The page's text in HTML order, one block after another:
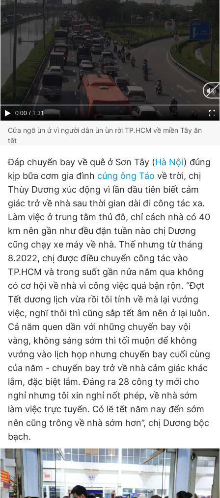
Current
Time
0:00 / Duration
1:31
Cửa ngõ ùn ứ vì người dân ùn ùn rời TP.HCM về miền Tây ăn
tết
Đáp chuyến bay về quê ở Sơn Tây (Hà Nội) đúng
kịp bữa cơm gia đình cúng ông Táo về trời, chị
Thùy Dương xúc động vì lần đầu tiên biết cảm
giác trở về nhà sau thời gian dài đi công tác xa.
Làm việc ở trung tâm thủ đô, chỉ cách nhà có 40
km nên gần như đều đặn tuần nào chị Dương
cũng chạy xe máy về nhà. Thế nhưng từ tháng
8.2022, chị được điều chuyển công tác vào
TP.HCM và trong suốt gần nửa năm qua không
có cơ hội về nhà vì công việc quá bận rộn. “Đợt
Tết dương lịch vừa rồi tôi tính về mà lại vướng
việc, nghĩ thôi thì cũng sắp tết âm nên ở lại luôn.
Cả năm quen dần với những chuyến bay vội
vàng, không sáng sớm thì tối muộn để không
vướng vào lịch họp nhưng chuyến bay cuối cùng
của năm - chuyến bay trở về nhà cảm giác khác
lắm, đặc biệt lắm. Đáng ra 28 công ty mới cho
nghỉ nhưng tôi xin nghỉ nốt phép, về nhà sớm
làm việc trực tuyến. Có lẽ tết năm nay đến sớm
nên cũng trông về nhà sớm hơn”, chị Dương bộc
bạch.